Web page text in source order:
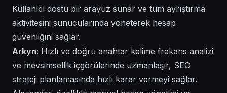
Kullanıcı dostu bir arayüz sunar ve tüm ayrıştırma
aktivitesini sunucularında yöneterek hesap
güvenliğini sağlar.
Arkyn: Hızlı ve doğru anahtar kelime frekans analizi
ve mevsimsellik içgörülerinde uzmanlaşır, SEO
strateji planlamasında hızlı karar vermeyi sağlar.